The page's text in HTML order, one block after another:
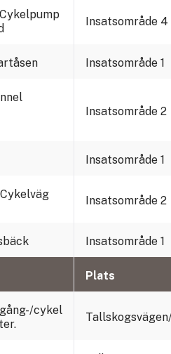
Insatsområde 4
Insatsområde 1
Insatsområde 2
Insatsområde 1
Insatsområde 2
Insatsområde 1
Plats
cykel